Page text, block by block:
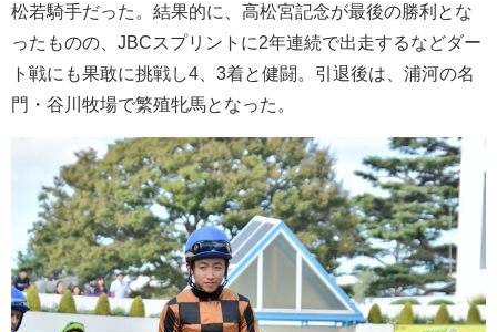
松若騎手だった。結果的に、高松宮記念が最後の勝利とな
ったものの、JBCスプリントに2年連続で出走するなどダー
ト戦にも果敢に挑戦し4、3着と健闘。引退後は、浦河の名
門・谷川牧場で繁殖牝馬となった。